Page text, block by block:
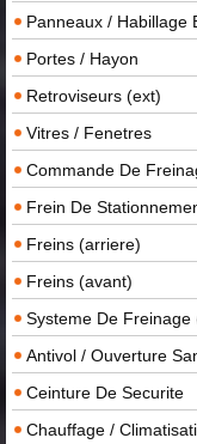
Panneaux / Habillage
Portes / Hayon
Retroviseurs (ext)
Vitres / Fenetres
Commande De
Frein De
Freins (arriere)
Freins (avant)
Systeme De Freinage
Antivol / Ouverture
Ceinture De Securite
Chauffage /